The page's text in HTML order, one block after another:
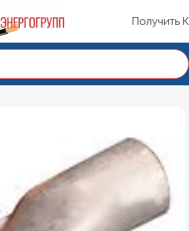
Получить